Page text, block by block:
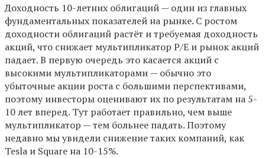
Доходность 10-летних облигаций — один из главных
фундаментальных показателей на рынке. С ростом
доходности облигаций растёт и требуемая доходность
акций, что снижает мультипликатор P/E и рынок акций
падает. В первую очередь это касается акций с
высокими мультипликаторами — обычно это
убыточные акции роста с большими перспективами,
поэтому инвесторы оценивают их по результатам на 5-
10 лет вперед. Тут работает правильно, чем выше
мультипликатор — тем больнее падать. Поэтому
недавно мы увидели снижение таких компаний, как
Tesla и Square на 10-15%.